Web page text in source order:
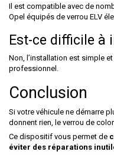
Il est compatible avec de
Opel équipés de verrou ELV
Est-ce difficile à
Non, l’installation est simple
professionnel.
Conclusion
Si votre véhicule ne démarre
donnent rien, le verrou de
Ce dispositif vous permet de
éviter des réparations